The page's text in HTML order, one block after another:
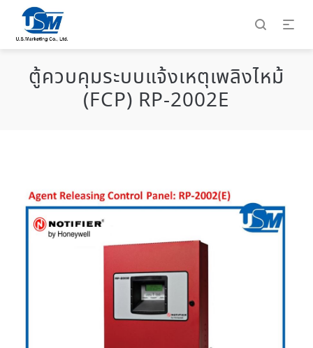
ตู้ควบคุมระบบแจ้งเหตุเพลิงไหม้
(FCP) RP-2002E